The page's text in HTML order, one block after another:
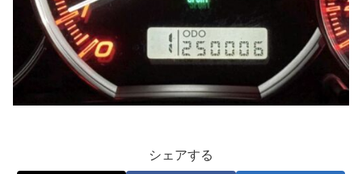
シェアする